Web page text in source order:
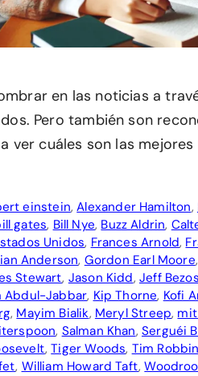
en las noticias a
Pero también son
ver cuáles son las
einstein,Alexander Hamilton,
gates, Bill Nye, Buzz Aldrin,
Unidos, Frances Arnold,
Anderson, Gordon Earl Moore,
Stewart, Jason Kidd, Jeff Bezos
Abdul-Jabbar, Kip Thorne, Kofi
, Mayim Bialik, Meryl Streep, mit
, Salman Khan, Serguéi
,Tiger Woods, Tim
, William Howard Taft,